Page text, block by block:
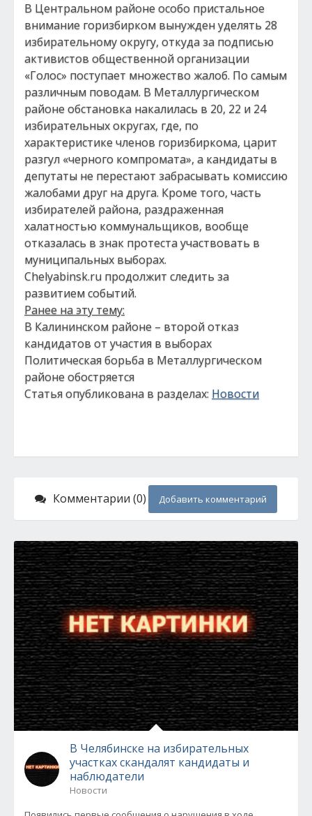
В Центральном районе особо пристальное
внимание горизбирком вынужден уделять 28
избирательному округу, откуда за подписью
активистов общественной организации
«Голос» поступает множество жалоб. По самым
различным поводам. В Металлургическом
районе обстановка накалилась в 20, 22 и 24
избирательных округах, где, по
характеристике членов горизбиркома, царит
разгул «черного компромата», а кандидаты в
депутаты не перестают забрасывать комиссию
жалобами друг на друга. Кроме того, часть
избирателей района, раздраженная
халатностью коммунальщиков, вообще
отказалась в знак протеста участвовать в
муниципальных выборах.
Chelyabinsk.ru продолжит следить за
развитием событий.
Ранее на эту тему:
В Калининском районе – второй отказ
кандидатов от участия в выборах
Политическая борьба в Металлургическом
районе обостряется
Статья опубликована в разделах: Новости
Комментарии (0) Добавить комментарий
В Челябинске на избирательных
участках скандалят кандидаты и
наблюдатели
Новости